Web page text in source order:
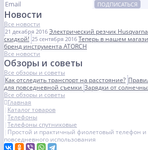
ПОДПИСАТЬСЯ
Новости
Все новости
21 декабря 2016 Электрический резчик
скидкой! 25 сентября 2016 Теперь в нашем
бренд инструмента ATORCH
Все новости
Обзоры и советы
Все обзоры и советы
Как отследить транспорт на расстояние?
для повседневной съемкиЗарядки от
Все обзоры и советы
Главная
Каталог товаров
Телефоны
Телефоны спутниковые
Простой и практичный фиолетовый телефон
повседневного использования